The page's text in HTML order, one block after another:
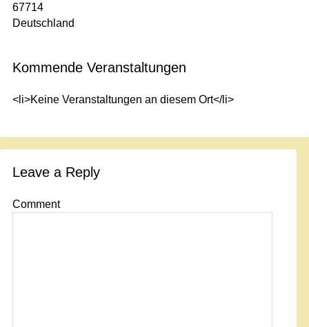
67714
Deutschland
Kommende Veranstaltungen
<li>Keine Veranstaltungen an diesem Ort</li>
Leave a Reply
Comment